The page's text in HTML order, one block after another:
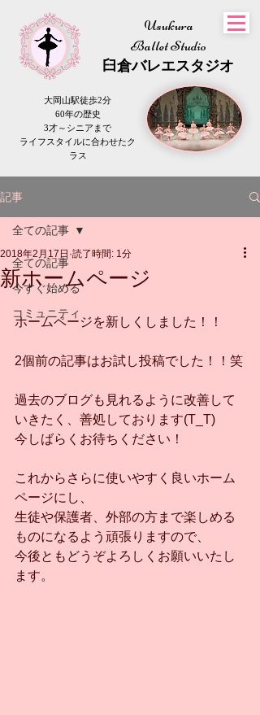
Usukura
Ballet Studio
​臼倉バレエスタジオ
大岡山駅徒歩2分
60年の歴史
3才～シニアまで
​ライフスタイルに合わせたク
ラス
記事
全ての記事
今すぐ始める
コミュニティ
全ての記事
新ホームページ
2018年2月17日 読了時間: 1分
ホームページを新しくしました！！
2個前の記事はお試し投稿でした！！笑
過去のブログも見れるように改善して
いきたく、善処しております(T_T)
今しばらくお待ちください！
これからさらに使いやすく良いホーム
ページにし、
生徒や保護者、外部の方まで楽しめる
ものになるよう頑張りますので、
今後ともどうぞよろしくお願いいたし
ます。